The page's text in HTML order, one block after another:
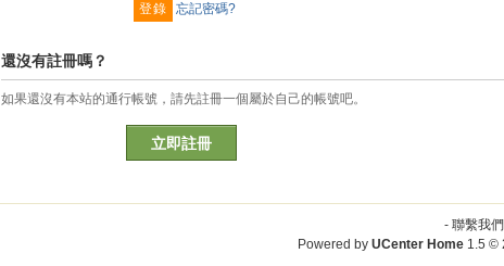
忘記密碼?
還沒有註冊嗎？
如果還沒有本站的通行帳號，請先註冊一個屬於自己的帳號吧。
立即註冊
- 聯繫我們
Powered by UCenter Home 1.5 ©